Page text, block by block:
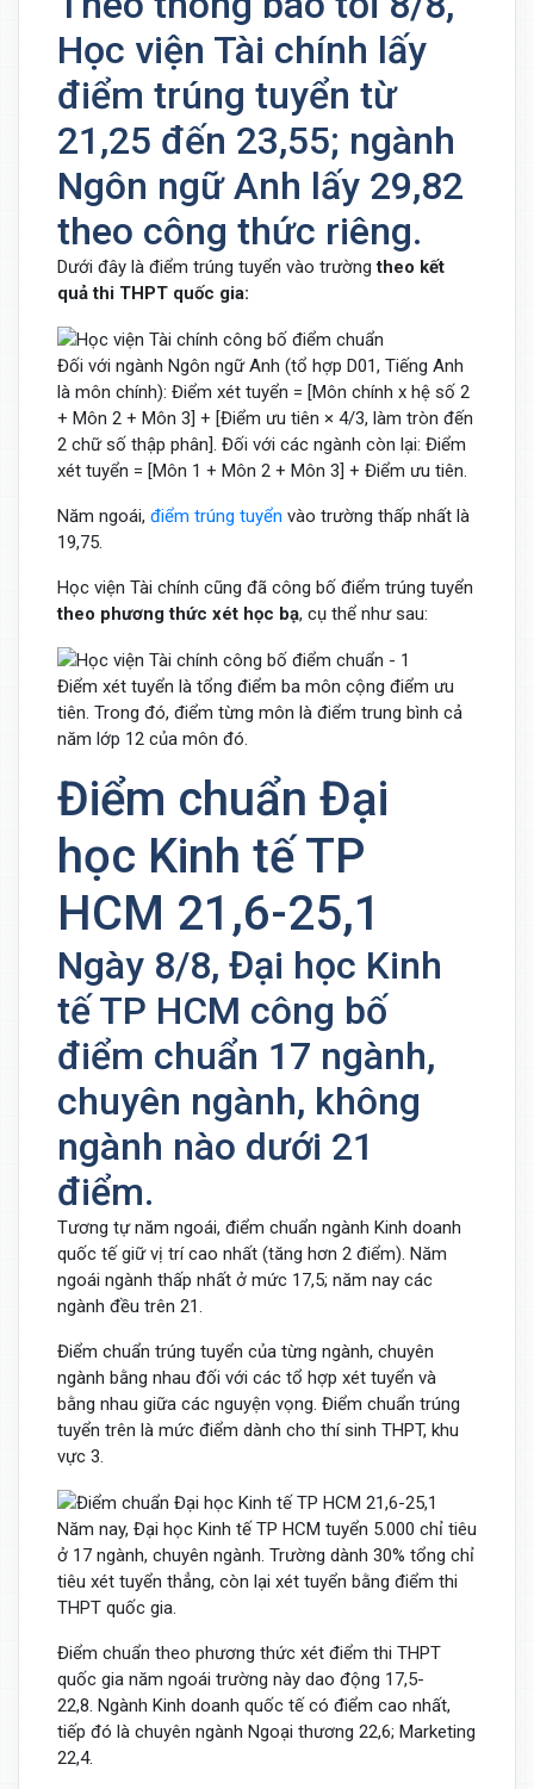
Học viện Tài chính lấy
điểm trúng tuyển từ
21,25 đến 23,55; ngành
Ngôn ngữ Anh lấy 29,82
theo công thức riêng.
Dưới đây là điểm trúng tuyển vào trườngtheo kết
quả thi THPT quốc gia:
Đối với ngành Ngôn ngữ Anh (tổ hợp D01, Tiếng Anh
là môn chính): Điểm xét tuyển = [Môn chính x hệ số 2
+ Môn 2 + Môn 3] + [Điểm ưu tiên × 4/3, làm tròn đến
2 chữ số thập phân]. Đối với các ngành còn lại: Điểm
xét tuyển = [Môn 1 + Môn 2 + Môn 3] + Điểm ưu tiên.
Năm ngoái, điểm trúng tuyển vào trường thấp nhất là
19,75.
Học viện Tài chính cũng đã công bố điểm trúng tuyển
theo phương thức xét học bạ, cụ thể như sau:
Điểm xét tuyển là tổng điểm ba môn cộng điểm ưu
tiên. Trong đó, điểm từng môn là điểm trung bình cả
năm lớp 12 của môn đó.
Điểm chuẩn Đại
học Kinh tế TP
HCM 21,6-25,1
Ngày 8/8, Đại học Kinh
tế TP HCM công bố
điểm chuẩn 17 ngành,
chuyên ngành, không
ngành nào dưới 21
điểm.
Tương tự năm ngoái, điểm chuẩn ngành Kinh doanh
quốc tế giữ vị trí cao nhất (tăng hơn 2 điểm). Năm
ngoái ngành thấp nhất ở mức 17,5; năm nay các
ngành đều trên 21.
Điểm chuẩn trúng tuyển của từng ngành, chuyên
ngành bằng nhau đối với các tổ hợp xét tuyển và
bằng nhau giữa các nguyện vọng. Điểm chuẩn trúng
tuyển trên là mức điểm dành cho thí sinh THPT, khu
vực 3.
Năm nay, Đại học Kinh tế TP HCM tuyển 5.000 chỉ tiêu
ở 17 ngành, chuyên ngành. Trường dành 30% tổng chỉ
tiêu xét tuyển thẳng, còn lại xét tuyển bằng điểm thi
THPT quốc gia.
Điểm chuẩn theo phương thức xét điểm thi THPT
quốc gia năm ngoái trường này dao động 17,5-
22,8. Ngành Kinh doanh quốc tế có điểm cao nhất,
tiếp đó là chuyên ngành Ngoại thương 22,6; Marketing
22,4.